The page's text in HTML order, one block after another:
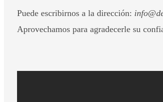
Puede escribirnos a la dirección:
Aprovechamos para agradecerle su